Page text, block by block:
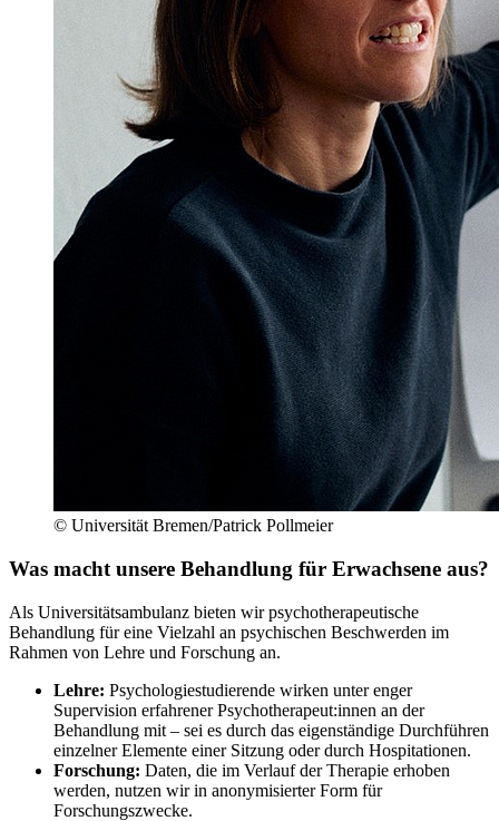
© Universität Bremen/Patrick Pollmeier
Was macht unsere Behandlung für Erwachsene aus?
Als Universitätsambulanz bieten wir psychotherapeutische
Behandlung für eine Vielzahl an psychischen Beschwerden im
Rahmen von Lehre und Forschung an.
Lehre: Psychologiestudierende wirken unter enger
Supervision erfahrener Psychotherapeut:innen an der
Behandlung mit – sei es durch das eigenständige Durchführen
einzelner Elemente einer Sitzung oder durch Hospitationen.
Forschung: Daten, die im Verlauf der Therapie erhoben
werden, nutzen wir in anonymisierter Form für
Forschungszwecke.